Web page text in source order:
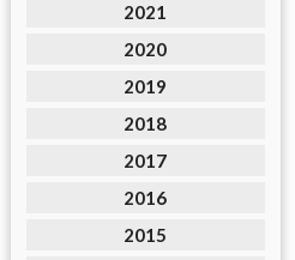
2021
2020
2019
2018
2017
2016
2015